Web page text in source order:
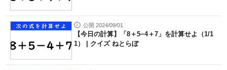
公開 2024/09/01
【今日の計算】「8＋5−4＋7」を計算せよ（1/1
1） | クイズ ねとらぼ